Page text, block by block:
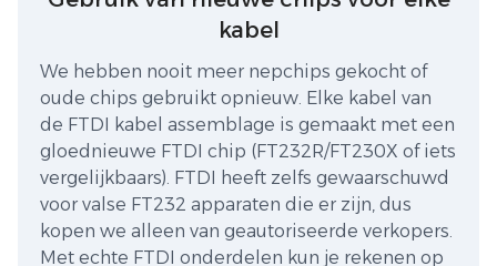
kabel
We hebben nooit meer nepchips gekocht of
oude chips gebruikt opnieuw. Elke kabel van
de FTDI kabel assemblage is gemaakt met een
gloednieuwe FTDI chip (FT232R/FT230X of iets
vergelijkbaars). FTDI heeft zelfs gewaarschuwd
voor valse FT232 apparaten die er zijn, dus
kopen we alleen van geautoriseerde verkopers.
Met echte FTDI onderdelen kun je rekenen op